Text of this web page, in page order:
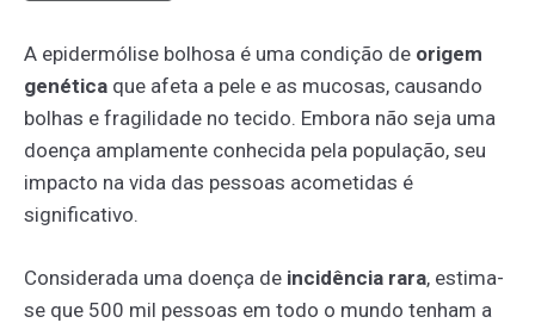
A epidermólise bolhosa é uma condição de origem
genética que afeta a pele e as mucosas, causando
bolhas e fragilidade no tecido. Embora não seja uma
doença amplamente conhecida pela população, seu
impacto na vida das pessoas acometidas é
significativo.
Considerada uma doença de incidência rara, estima-
se que 500 mil pessoas em todo o mundo tenham a